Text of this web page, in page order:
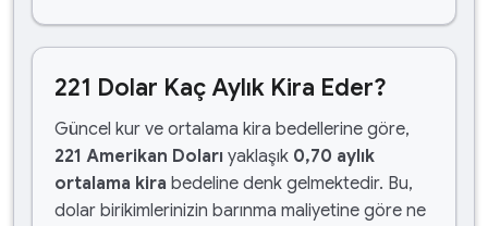
221 Dolar Kaç Aylık Kira Eder?
Güncel kur ve ortalama kira bedellerine göre,
221 Amerikan Doları yaklaşık 0,70 aylık
ortalama kira bedeline denk gelmektedir. Bu,
dolar birikimlerinizin barınma maliyetine göre ne